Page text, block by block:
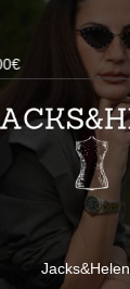
Jacks&Helen